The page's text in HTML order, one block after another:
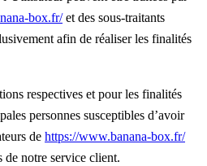
box.fr/et des sous-traitants
afin de réaliser les finalités
respectives et pour les finalités
personnes susceptibles d’avoir
de https://www.banana-box.fr/
de notre service client.